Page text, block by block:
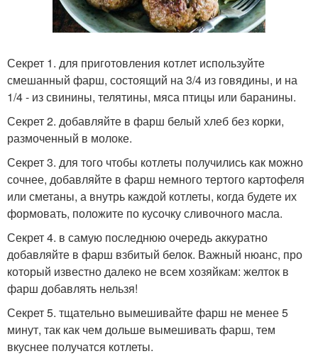
Секрет 1. для приготовления котлет используйте
смешанный фарш, состоящий на 3/4 из говядины, и на
1/4 - из свинины, телятины, мяса птицы или баранины.
Секрет 2. добавляйте в фарш белый хлеб без корки,
размоченный в молоке.
Секрет 3. для того чтобы котлеты получились как можно
сочнее, добавляйте в фарш немного тертого картофеля
или сметаны, а внутрь каждой котлеты, когда будете их
формовать, положите по кусочку сливочного масла.
Секрет 4. в самую последнюю очередь аккуратно
добавляйте в фарш взбитый белок. Важный нюанс, про
который известно далеко не всем хозяйкам: желток в
фарш добавлять нельзя!
Секрет 5. тщательно вымешивайте фарш не менее 5
минут, так как чем дольше вымешивать фарш, тем
вкуснее получатся котлеты.